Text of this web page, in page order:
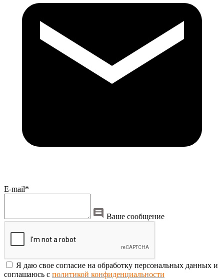
E-mail*
Ваше сообщение
Я даю свое согласие на обработку персональных данных и
соглашаюсь с политикой конфиденциальности